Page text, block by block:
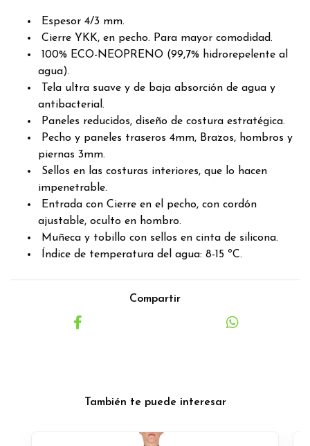
Espesor 4/3 mm.
Cierre YKK, en pecho. Para mayor comodidad.
100% ECO-NEOPRENO (99,7% hidrorepelente al
agua).
Tela ultra suave y de baja absorción de agua y
antibacterial.
Paneles reducidos, diseño de costura estratégica.
Pecho y paneles traseros 4mm, Brazos, hombros y
piernas 3mm.
Sellos en las costuras interiores, que lo hacen
impenetrable.
Entrada con Cierre en el pecho, con cordón
ajustable, oculto en hombro.
Muñeca y tobillo con sellos en cinta de silicona.
Índice de temperatura del agua: 8-15 ºC.
Compartir
También te puede interesar